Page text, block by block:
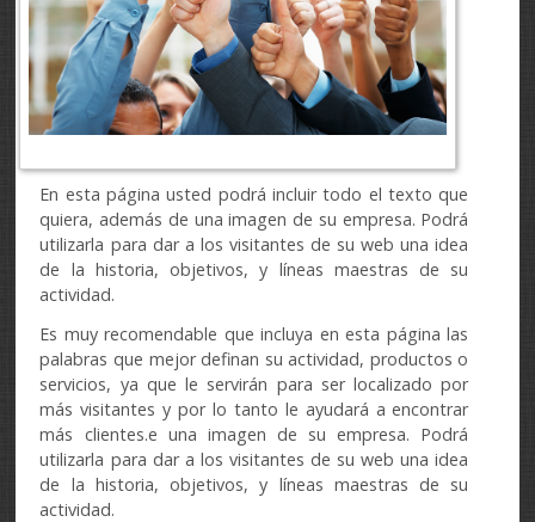
En esta página usted podrá incluir todo el texto que
quiera, además de una imagen de su empresa. Podrá
utilizarla para dar a los visitantes de su web una idea
de la historia, objetivos, y líneas maestras de su
actividad.
Es muy recomendable que incluya en esta página las
palabras que mejor definan su actividad, productos o
servicios, ya que le servirán para ser localizado por
más visitantes y por lo tanto le ayudará a encontrar
más clientes.e una imagen de su empresa. Podrá
utilizarla para dar a los visitantes de su web una idea
de la historia, objetivos, y líneas maestras de su
actividad.